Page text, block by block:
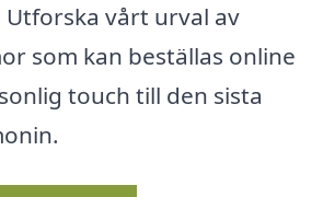
vårt urval av
som kan beställas online
touch till den sista